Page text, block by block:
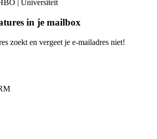
| Universiteit
in je mailbox
zoekt en vergeet je e-mailadres niet!